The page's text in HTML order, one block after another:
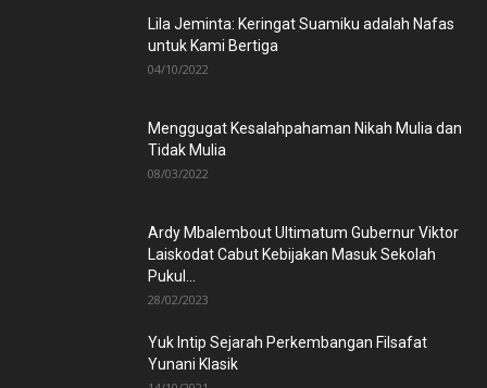
Lila Jeminta: Keringat Suamiku adalah Nafas
untuk Kami Bertiga
04/10/2022
Menggugat Kesalahpahaman Nikah Mulia dan
Tidak Mulia
08/03/2022
Ardy Mbalembout Ultimatum Gubernur Viktor
Laiskodat Cabut Kebijakan Masuk Sekolah
Pukul...
28/02/2023
Yuk Intip Sejarah Perkembangan Filsafat
Yunani Klasik